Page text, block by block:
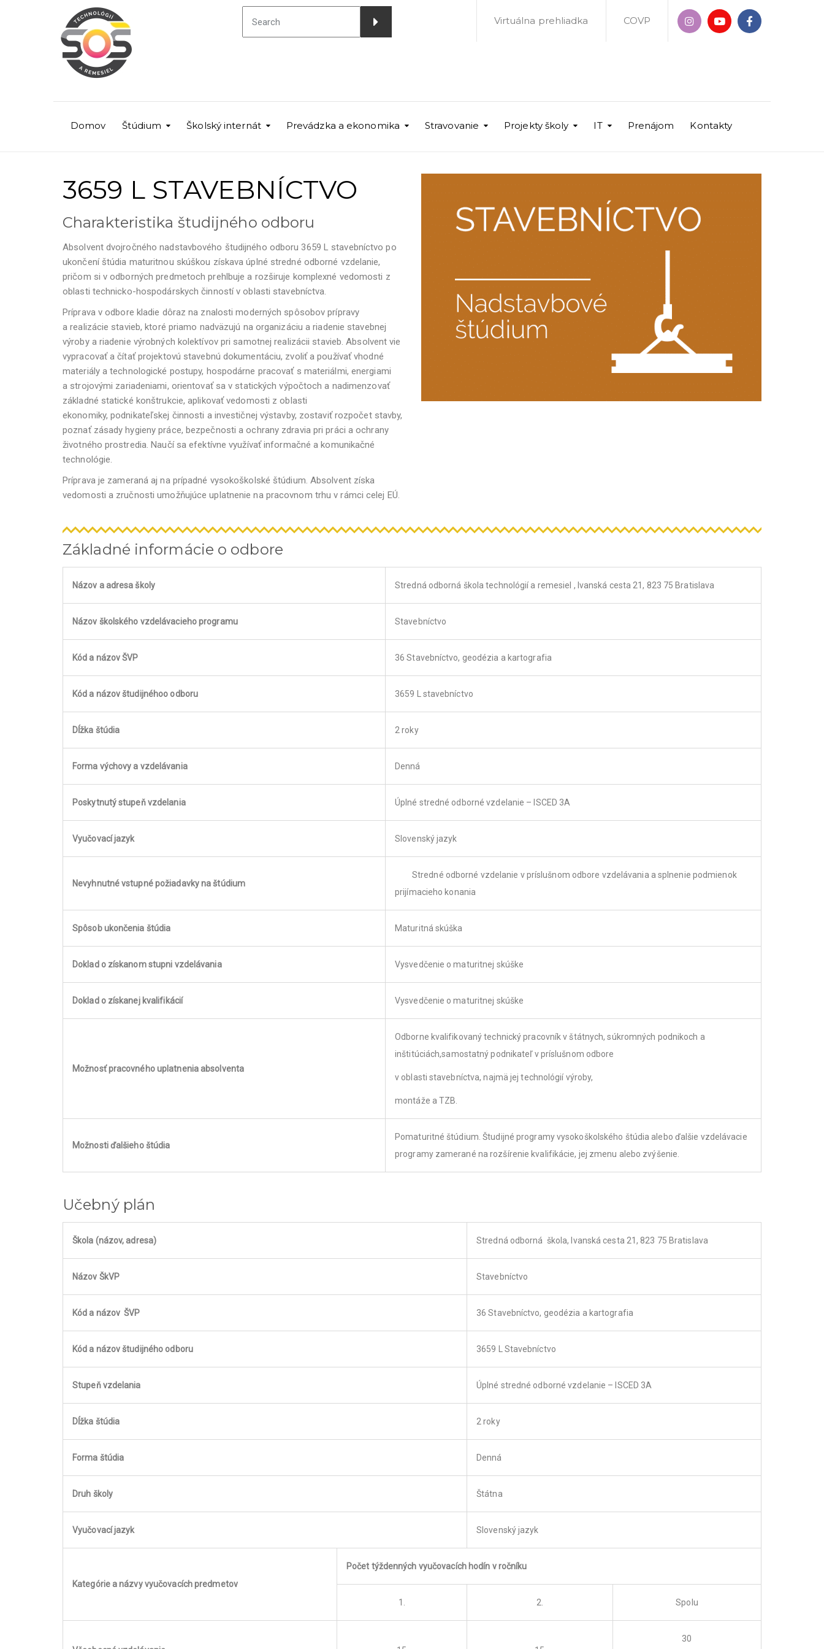
Virtuálna prehliadka COVP
Domov Štúdium Školský internát Prevádzka a ekonomika Stravovanie Projekty školy IT Prenájom Kontakty
3659 L STAVEBNÍCTVO
Charakteristika študijného odboru
Absolvent dvojročného nadstavbového študijného odboru 3659 L stavebníctvo po
ukončení štúdia maturitnou skúškou získava úplné stredné odborné vzdelanie,
pričom si v odborných predmetoch prehlbuje a rozširuje komplexné vedomosti z
oblasti technicko-hospodárskych činností v oblasti stavebníctva.
Príprava v odbore kladie dôraz na znalosti moderných spôsobov prípravy
a realizácie stavieb, ktoré priamo nadväzujú na organizáciu a riadenie stavebnej
výroby a riadenie výrobných kolektívov pri samotnej realizácii stavieb. Absolvent vie
vypracovať a čítať projektovú stavebnú dokumentáciu, zvoliť a používať vhodné
materiály a technologické postupy, hospodárne pracovať s materiálmi, energiami
a strojovými zariadeniami, orientovať sa v statických výpočtoch a nadimenzovať
základné statické konštrukcie, aplikovať vedomosti z oblasti
ekonomiky, podnikateľskej činnosti a investičnej výstavby, zostaviť rozpočet stavby,
poznať zásady hygieny práce, bezpečnosti a ochrany zdravia pri práci a ochrany
životného prostredia. Naučí sa efektívne využívať informačné a komunikačné
technológie.
Príprava je zameraná aj na prípadné vysokoškolské štúdium. Absolvent získa
vedomosti a zručnosti umožňujúce uplatnenie na pracovnom trhu v rámci celej EÚ.
Základné informácie o odbore
Názov a adresa školy Stredná odborná škola technológií a remesiel , Ivanská cesta 21, 823 75 Bratislava
Názov školského vzdelávacieho programu Stavebníctvo
Kód a názov ŠVP 36 Stavebníctvo, geodézia a kartografia
Kód a názov študijnéhoo odboru 3659 L stavebníctvo
Dĺžka štúdia 2 roky
Forma výchovy a vzdelávania Denná
Poskytnutý stupeň vzdelania Úplné stredné odborné vzdelanie – ISCED 3A
Vyučovací jazyk Slovenský jazyk
Nevyhnutné vstupné požiadavky na štúdium
­ Stredné odborné vzdelanie v príslušnom odbore vzdelávania a splnenie podmienok
prijímacieho konania
Spôsob ukončenia štúdia Maturitná skúška
Doklad o získanom stupni vzdelávania Vysvedčenie o maturitnej skúške
Doklad o získanej kvalifikácií Vysvedčenie o maturitnej skúške
Možnosť pracovného uplatnenia absolventa
Odborne kvalifikovaný technický pracovník v štátnych, súkromných podnikoch a
inštitúciách,samostatný podnikateľ v príslušnom odbore
v oblasti stavebníctva, najmä jej technológií výroby,
montáže a TZB.
Možnosti ďalšieho štúdia
Pomaturitné štúdium. Študijné programy vysokoškolského štúdia alebo ďalšie vzdelávacie
programy zamerané na rozšírenie kvalifikácie, jej zmenu alebo zvýšenie.
Učebný plán
Škola (názov, adresa) Stredná odborná škola, Ivanská cesta 21, 823 75 Bratislava
Názov ŠkVP Stavebníctvo
Kód a názov ŠVP 36 Stavebníctvo, geodézia a kartografia
Kód a názov študijného odboru 3659 L Stavebníctvo
Stupeň vzdelania Úplné stredné odborné vzdelanie – ISCED 3A
Dĺžka štúdia 2 roky
Forma štúdia Denná
Druh školy Štátna
Vyučovací jazyk Slovenský jazyk
Kategórie a názvy vyučovacích predmetov
Počet týždenných vyučovacích hodín v ročníku
1. 2. Spolu
30